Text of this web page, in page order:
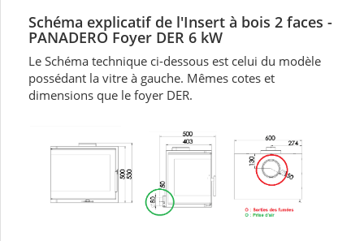
Schéma explicatif de l'Insert à bois 2 faces -
PANADERO Foyer DER 6 kW
Le Schéma technique ci-dessous est celui du modèle
possédant la vitre à gauche. Mêmes cotes et
dimensions que le foyer DER.